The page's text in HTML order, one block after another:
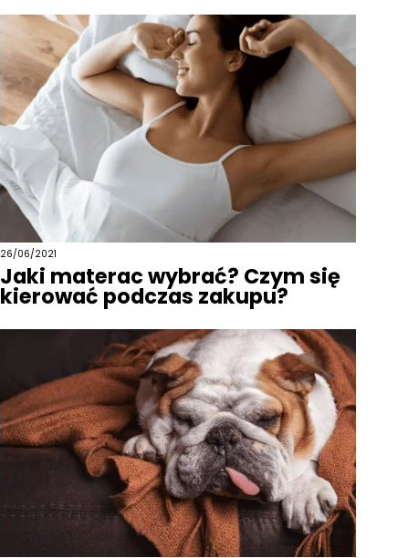
26/06/2021
Jaki materac wybrać? Czym się
kierować podczas zakupu?